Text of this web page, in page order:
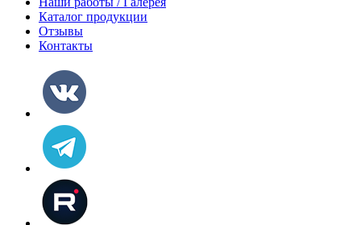
Каталог продукции
Отзывы
Контакты